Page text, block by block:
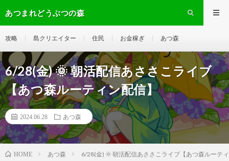
あつまれどうぶつの森
攻略 島クリエイター 住民 お金稼ぎ あつ森
6/28(金) 🌞 朝活配信あささこライブ
【あつ森ルーティン配信】
2024.06.28 あつ森
HOME あつ森 6/28(金) 🌞 朝活配信あささこライブ【あつ森ルーテ